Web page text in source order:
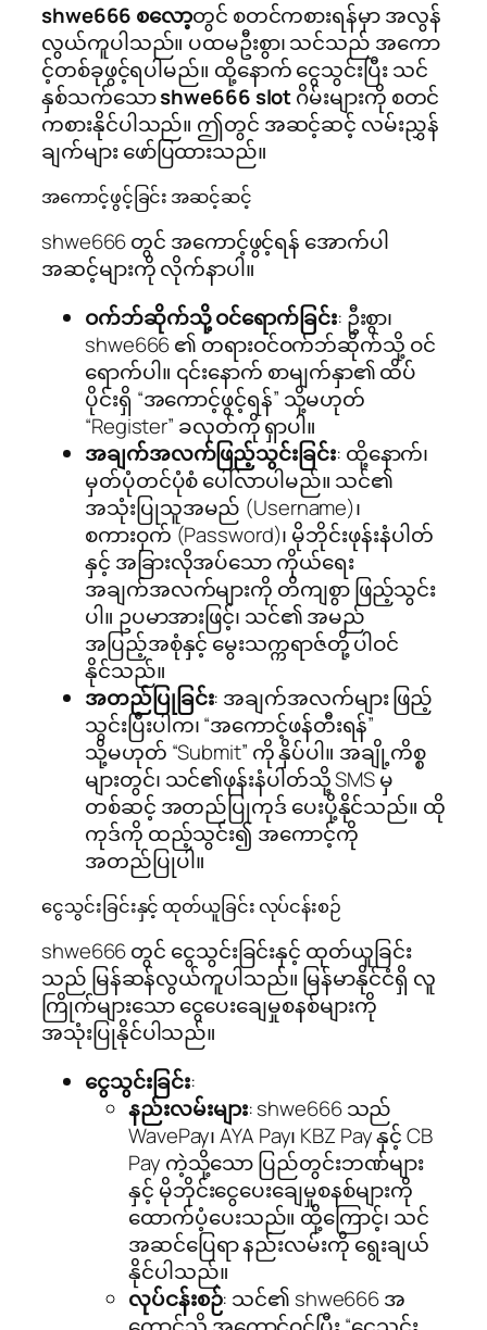
shwe666 စလော့တွင် စတင်ကစားရန်မှာ အလွန်
လွယ်ကူပါသည်။ ပထမဦးစွာ၊ သင်သည် အကော
င့်တစ်ခုဖွင့်ရပါမည်။ ထို့နောက် ငွေသွင်းပြီး သင်
နှစ်သက်သောshwe666 slotဂိမ်းများကို စတင်
ကစားနိုင်ပါသည်။ ဤတွင် အဆင့်ဆင့် လမ်းညွှန်
ချက်များ ဖော်ပြထားသည်။
အကောင့်ဖွင့်ခြင်း အဆင့်ဆင့်
shwe666 တွင် အကောင့်ဖွင့်ရန် အောက်ပါ
အဆင့်များကို လိုက်နာပါ။
ဝက်ဘ်ဆိုက်သို့ ဝင်ရောက်ခြင်း: ဦးစွာ၊
shwe666 ၏ တရားဝင်ဝက်ဘ်ဆိုက်သို့ ဝင်
ရောက်ပါ။ ၎င်းနောက် စာမျက်နှာ၏ ထိပ်
ပိုင်းရှိ “အကောင့်ဖွင့်ရန်” သို့မဟုတ်
“Register” ခလုတ်ကို ရှာပါ။
အချက်အလက်ဖြည့်သွင်းခြင်း: ထို့နောက်၊
မှတ်ပုံတင်ပုံစံ ပေါ်လာပါမည်။ သင်၏
အသုံးပြုသူအမည် (Username)၊
စကားဝှက် (Password)၊ မိုဘိုင်းဖုန်းနံပါတ်
နှင့် အခြားလိုအပ်သော ကိုယ်ရေး
အချက်အလက်များကို တိကျစွာ ဖြည့်သွင်း
ပါ။ ဥပမာအားဖြင့်၊ သင်၏ အမည်
အပြည့်အစုံနှင့် မွေးသက္ကရာဇ်တို့ ပါဝင်
နိုင်သည်။
အတည်ပြုခြင်း: အချက်အလက်များ ဖြည့်
သွင်းပြီးပါက၊ “အကောင့်ဖန်တီးရန်”
သို့မဟုတ် “Submit” ကို နှိပ်ပါ။ အချို့ကိစ္စ
များတွင်၊ သင်၏ဖုန်းနံပါတ်သို့ SMS မှ
တစ်ဆင့် အတည်ပြုကုဒ် ပေးပို့နိုင်သည်။ ထို
ကုဒ်ကို ထည့်သွင်း၍ အကောင့်ကို
အတည်ပြုပါ။
ငွေသွင်းခြင်းနှင့် ထုတ်ယူခြင်း လုပ်ငန်းစဉ်
shwe666 တွင် ငွေသွင်းခြင်းနှင့် ထုတ်ယူခြင်း
သည် မြန်ဆန်လွယ်ကူပါသည်။ မြန်မာနိုင်ငံရှိ လူ
ကြိုက်များသော ငွေပေးချေမှုစနစ်များကို
အသုံးပြုနိုင်ပါသည်။
ငွေသွင်းခြင်း:
နည်းလမ်းများ: shwe666 သည်
WavePay၊ AYA Pay၊ KBZ Pay နှင့် CB
Pay ကဲ့သို့သော ပြည်တွင်းဘဏ်များ
နှင့် မိုဘိုင်းငွေပေးချေမှုစနစ်များကို
ထောက်ပံ့ပေးသည်။ ထို့ကြောင့်၊ သင်
အဆင်ပြေရာ နည်းလမ်းကို ရွေးချယ်
နိုင်ပါသည်။
လုပ်ငန်းစဉ်: သင်၏ shwe666 အ